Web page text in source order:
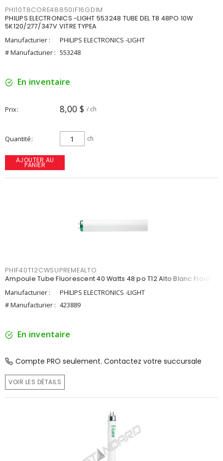
PHI10T8CORE48850IF16GDIM
PHILIPS ELECTRONICS -LIGHT 553248 TUBE DEL T8 48PO 10W
5K120/277/347V VITRE TYPEA
Manufacturier :
PHILIPS ELECTRONICS -LIGHT
# Manufacturier : 553248
En inventaire
Prix 8,00 $ / ch
Quantité ch
AJOUTER AU
PANIER
PHIF40T12CWSUPREMEALTO
Ampoule Tube Fluorescent 40 Watts 48 po T12 Alto Blanc Froid
Manufacturier :
PHILIPS ELECTRONICS -LIGHT
# Manufacturier : 423889
En inventaire
Compte PRO seulement. Contactez votre succursale
VOIR LES DÉTAILS